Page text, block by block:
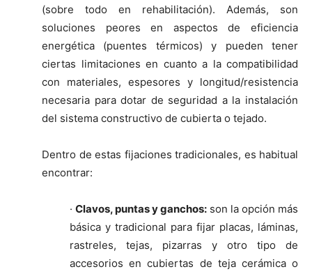
(sobre todo en rehabilitación). Además, son
soluciones peores en aspectos de eficiencia
energética (puentes térmicos) y pueden tener
ciertas limitaciones en cuanto a la compatibilidad
con materiales, espesores y longitud/resistencia
necesaria para dotar de seguridad a la instalación
del sistema constructivo de cubierta o tejado.
Dentro de estas fijaciones tradicionales, es habitual
encontrar:
· Clavos, puntas y ganchos: son la opción más
básica y tradicional para fijar placas, láminas,
rastreles, tejas, pizarras y otro tipo de
accesorios en cubiertas de teja cerámica o